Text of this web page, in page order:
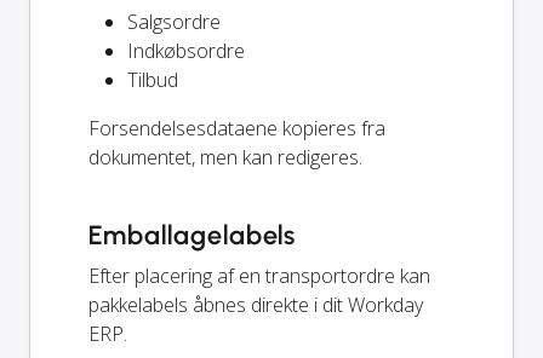
Salgsordre
Indkøbsordre
Tilbud
Forsendelsesdataene kopieres fra
dokumentet, men kan redigeres.
Emballagelabels
Efter placering af en transportordre kan
pakkelabels åbnes direkte i dit Workday
ERP.